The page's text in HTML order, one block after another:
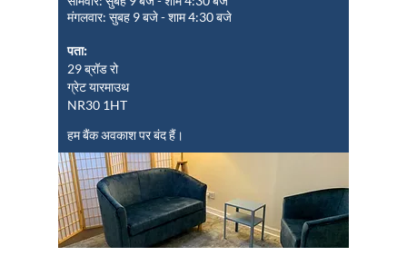
मंगलवार: सुबह 9 बजे - शाम 4:30 बजे
पता:
29 ब्रॉड रो
ग्रेट यारमाउथ
NR30 1HT
हम बैंक अवकाश पर बंद हैं।